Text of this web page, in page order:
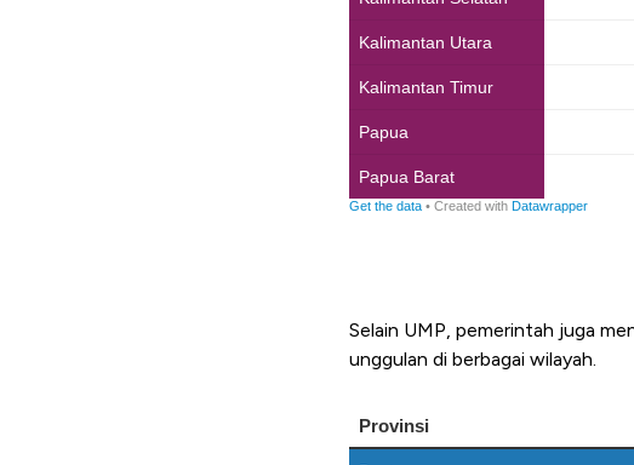
Selain UMP, pemerintah juga
unggulan di berbagai wilayah.